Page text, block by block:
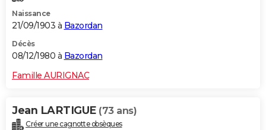
Naissance
21/09/1903 à Bazordan
Décès
08/12/1980 à Bazordan
Famille AURIGNAC
Jean LARTIGUE (73 ans)
Créer une cagnotte obsèques